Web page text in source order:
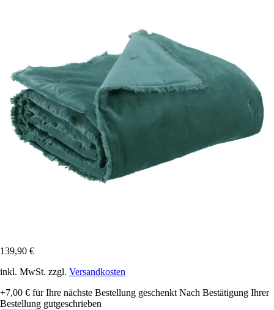
139,90 €
inkl. MwSt. zzgl. Versandkosten
+7,00 € für Ihre nächste Bestellung geschenkt Nach Bestätigung Ihrer
Bestellung gutgeschrieben